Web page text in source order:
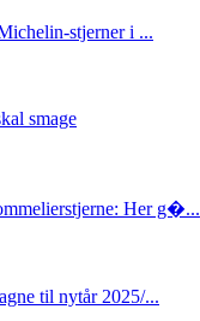
stjerner i ...
smage
Her g�...
til nytår 2025/...